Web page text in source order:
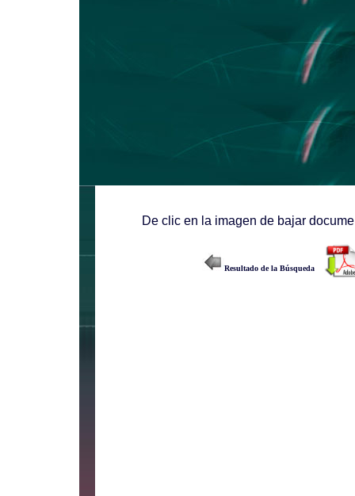
De clic en la imagen de bajar
Resultado de la Búsqueda